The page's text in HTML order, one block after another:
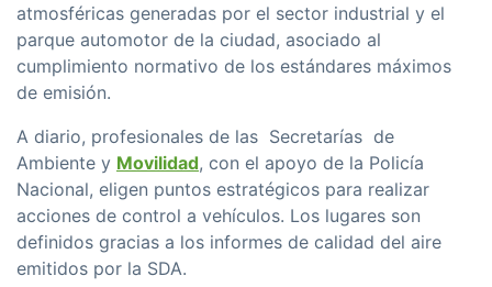
atmosféricas generadas por el sector industrial y el
parque automotor de la ciudad, asociado al
cumplimiento normativo de los estándares máximos
de emisión.
A diario, profesionales de las Secretarías de
Ambiente y Movilidad, con el apoyo de la Policía
Nacional, eligen puntos estratégicos para realizar
acciones de control a vehículos. Los lugares son
definidos gracias a los informes de calidad del aire
emitidos por la SDA.